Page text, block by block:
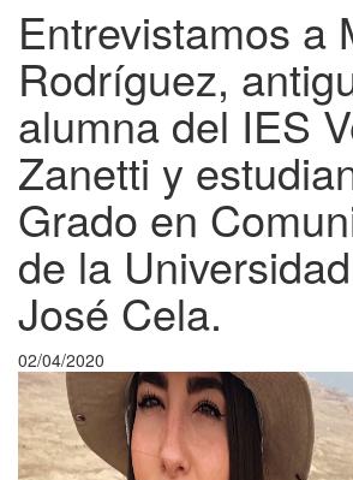
Entrevistamos a
Rodríguez,
alumna del IES
Zanetti y
Grado en
de la
José Cela.
02/04/2020